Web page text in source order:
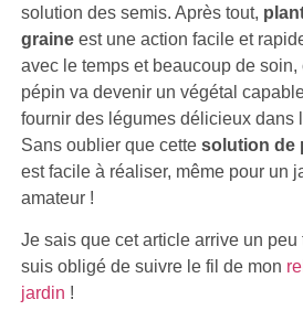
solution des semis. Après tout,
graineest une action facile et
avec le temps et beaucoup de soin,
pépin va devenir un végétal
fournir des légumes délicieux dans
Sans oublier que cettesolution de
est facile à réaliser, même pour un
amateur !
Je sais que cet article arrive un peu
suis obligé de suivre le fil de mon
jardin !